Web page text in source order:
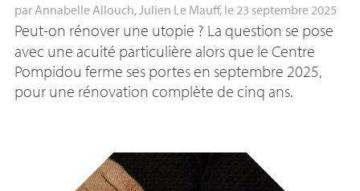
par Annabelle Allouch, Julien Le Mauff, le 23 septembre 2025
Peut-on rénover une utopie ? La question se pose
avec une acuité particulière alors que le Centre
Pompidou ferme ses portes en septembre 2025,
pour une rénovation complète de cinq ans.